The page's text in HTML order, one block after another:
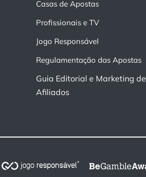
Casas de Apostas
Profissionais e TV
Jogo Responsável
Regulamentação das Apostas
Guia Editorial e Marketing de
Afiliados